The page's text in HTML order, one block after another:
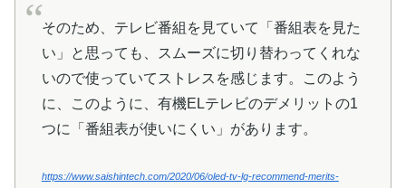
そのため、テレビ番組を見ていて「番組表を見た
い」と思っても、スムーズに切り替わってくれな
いので使っていてストレスを感じます。このよう
に、このように、有機ELテレビのデメリットの1
つに「番組表が使いにくい」があります。
https://www.saishintech.com/2020/06/oled-tv-lg-recommend-merits-